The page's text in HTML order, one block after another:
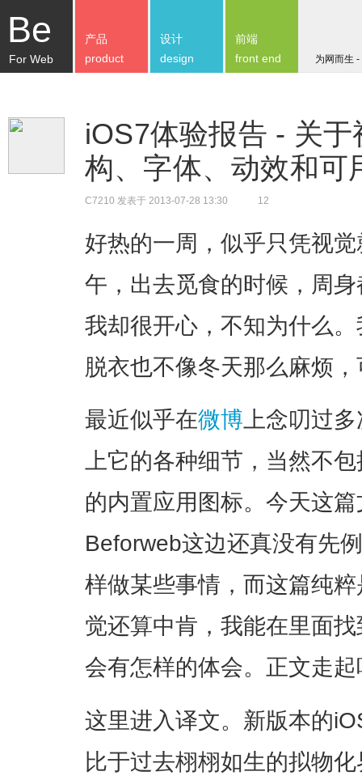
Be
For Web 为网而生
产品
product
设计
design
前端
front end
iOS7体验报告 - 关
构、字体、动效和
C7210 发表于 2013-07-28 13:30 12
好热的一周，似乎只凭视
午，出去觅食的时候，周
我却很开心，不知为什么
脱衣也不像冬天那么麻烦
最近似乎在微博 上念叨过
上它的各种细节，当然不
的内置应用图标。今天这
Beforweb这边还真没有先
样做某些事情，而这篇纯
觉还算中肯，我能在里面
会有怎样的体会。正文走起
这里进入译文。新版本的
比于过去栩栩如生的拟物